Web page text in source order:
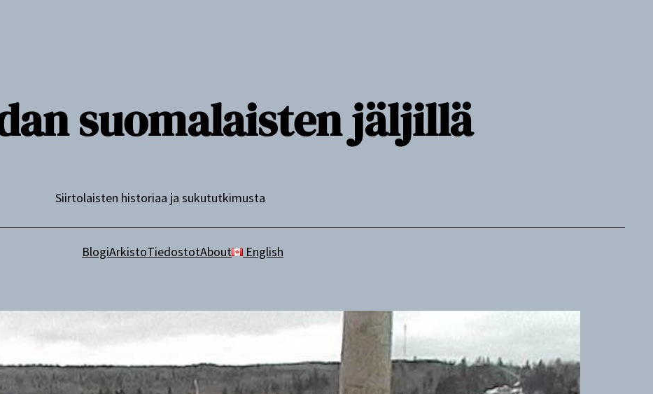
suomalaisten jäljillä
Siirtolaisten historiaa ja sukututkimusta
BlogiArkistoTiedostotAbout English